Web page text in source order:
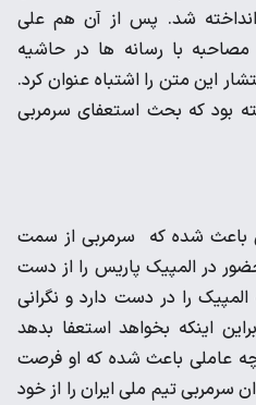
انداخته شد. پس از آن هم علی
مصاحبه با رسانه ها در حاشیه
این متن را اشتباه عنوان کرد.
بود که بحث استعفای سرمربی
باعث شده که سرمربی از سمت
در المپیک پاریس را از دست
را در دست دارد و نگرانی
اینکه بخواهد استعفا بدهد
عاملی باعث شده که او فرصت
سرمربی تیم ملی ایران را از خود